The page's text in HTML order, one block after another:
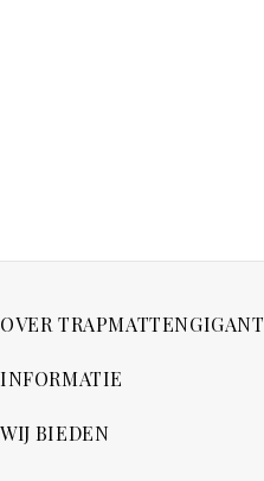
OVER TRAPMATTENGIGANT
INFORMATIE
WIJ BIEDEN